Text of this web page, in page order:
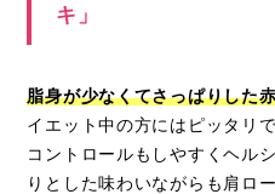
キ」
脂身が少なくてさっぱりした
イエット中の方にはピッタリ
コントロールもしやすくヘル
りとした味わいながらも肩ロ